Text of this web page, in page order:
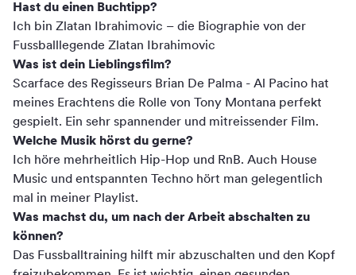
Hast du einen Buchtipp?
Ich bin Zlatan Ibrahimovic – die Biographie von der
Fussballlegende Zlatan Ibrahimovic
Was ist dein Lieblingsfilm?
Scarface des Regisseurs Brian De Palma - Al Pacino hat
meines Erachtens die Rolle von Tony Montana perfekt
gespielt. Ein sehr spannender und mitreissender Film.
Welche Musik hörst du gerne?
Ich höre mehrheitlich Hip-Hop und RnB. Auch House
Music und entspannten Techno hört man gelegentlich
mal in meiner Playlist.
Was machst du, um nach der Arbeit abschalten zu
können?
Das Fussballtraining hilft mir abzuschalten und den Kopf